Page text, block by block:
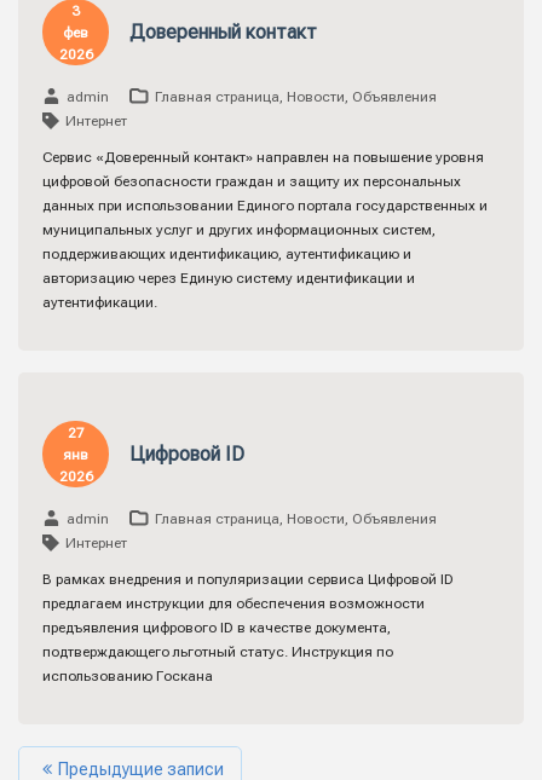
3
фев
2026
Доверенный контакт
admin Главная страница, Новости, Объявления
Интернет
Сервис «Доверенный контакт» направлен на повышение уровня
цифровой безопасности граждан и защиту их персональных
данных при использовании Единого портала государственных и
муниципальных услуг и других информационных систем,
поддерживающих идентификацию, аутентификацию и
авторизацию через Единую систему идентификации и
аутентификации.
27
янв
2026
Цифровой ID
admin Главная страница, Новости, Объявления
Интернет
В рамках внедрения и популяризации сервиса Цифровой ID
предлагаем инструкции для обеспечения возможности
предъявления цифрового ID в качестве документа,
подтверждающего льготный статус. Инструкция по
использованию Госкана
Предыдущие записи